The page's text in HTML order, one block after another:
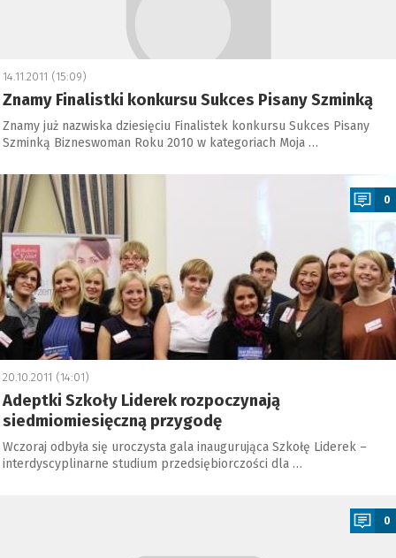
14.11.2011 (15:09)
Znamy Finalistki konkursu Sukces Pisany Szminką
Znamy już nazwiska dziesięciu Finalistek konkursu Sukces Pisany
Szminką Bizneswoman Roku 2010 w kategoriach Moja …
0
20.10.2011 (14:01)
Adeptki Szkoły Liderek rozpoczynają
siedmiomiesięczną przygodę
Wczoraj odbyła się uroczysta gala inaugurująca Szkołę Liderek –
interdyscyplinarne studium przedsiębiorczości dla …
0